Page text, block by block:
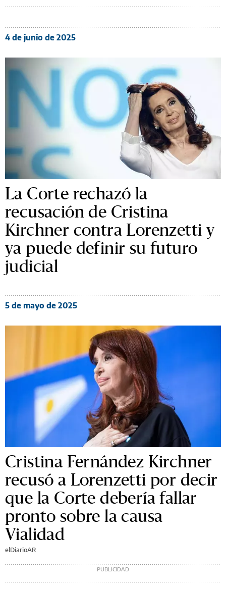
4 de junio de 2025
La Corte rechazó la
recusación de Cristina
Kirchner contra Lorenzetti y
ya puede definir su futuro
judicial
5 de mayo de 2025
Cristina Fernández Kirchner
recusó a Lorenzetti por decir
que la Corte debería fallar
pronto sobre la causa
Vialidad
elDiarioAR